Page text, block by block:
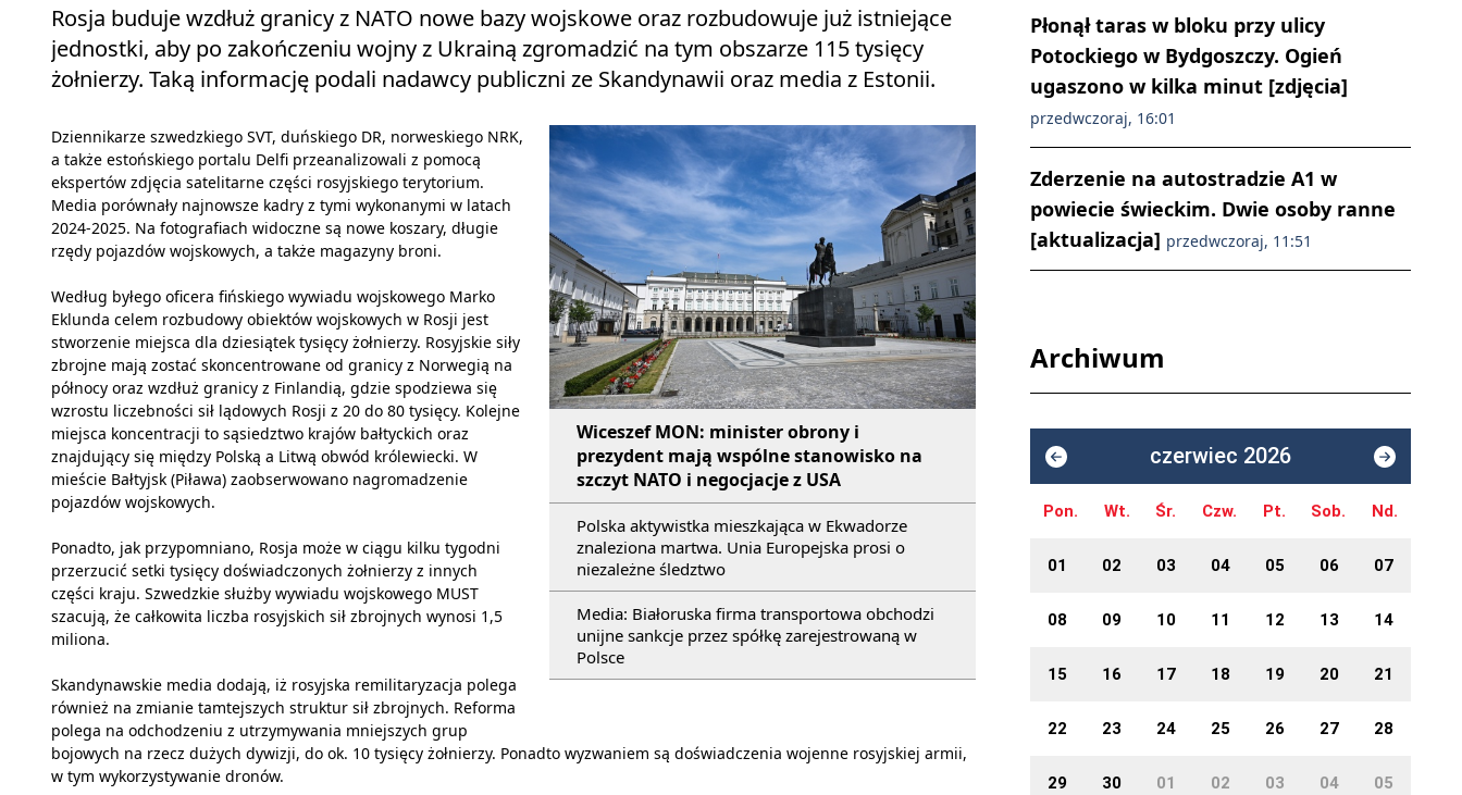
Rosja buduje wzdłuż granicy z NATO nowe bazy wojskowe oraz rozbudowuje już istniejące
jednostki, aby po zakończeniu wojny z Ukrainą zgromadzić na tym obszarze 115 tysięcy
żołnierzy. Taką informację podali nadawcy publiczni ze Skandynawii oraz media z Estonii.
Wiceszef MON: minister obrony i
prezydent mają wspólne stanowisko na
szczyt NATO i negocjacje z USA
Polska aktywistka mieszkająca w Ekwadorze
znaleziona martwa. Unia Europejska prosi o
niezależne śledztwo
Media: Białoruska firma transportowa obchodzi
unijne sankcje przez spółkę zarejestrowaną w
Polsce
Dziennikarze szwedzkiego SVT, duńskiego DR, norweskiego NRK,
a także estońskiego portalu Delfi przeanalizowali z pomocą
ekspertów zdjęcia satelitarne części rosyjskiego terytorium.
Media porównały najnowsze kadry z tymi wykonanymi w latach
2024-2025. Na fotografiach widoczne są nowe koszary, długie
rzędy pojazdów wojskowych, a także magazyny broni.
Według byłego oficera fińskiego wywiadu wojskowego Marko
Eklunda celem rozbudowy obiektów wojskowych w Rosji jest
stworzenie miejsca dla dziesiątek tysięcy żołnierzy. Rosyjskie siły
zbrojne mają zostać skoncentrowane od granicy z Norwegią na
północy oraz wzdłuż granicy z Finlandią, gdzie spodziewa się
wzrostu liczebności sił lądowych Rosji z 20 do 80 tysięcy. Kolejne
miejsca koncentracji to sąsiedztwo krajów bałtyckich oraz
znajdujący się między Polską a Litwą obwód królewiecki. W
mieście Bałtyjsk (Piława) zaobserwowano nagromadzenie
pojazdów wojskowych.
Ponadto, jak przypomniano, Rosja może w ciągu kilku tygodni
przerzucić setki tysięcy doświadczonych żołnierzy z innych
części kraju. Szwedzkie służby wywiadu wojskowego MUST
szacują, że całkowita liczba rosyjskich sił zbrojnych wynosi 1,5
miliona.
Skandynawskie media dodają, iż rosyjska remilitaryzacja polega
również na zmianie tamtejszych struktur sił zbrojnych. Reforma
polega na odchodzeniu z utrzymywania mniejszych grup
bojowych na rzecz dużych dywizji, do ok. 10 tysięcy żołnierzy. Ponadto wyzwaniem są doświadczenia wojenne rosyjskiej armii,
w tym wykorzystywanie dronów.
Płonął taras w bloku przy ulicy
Potockiego w Bydgoszczy. Ogień
ugaszono w kilka minut [zdjęcia]
przedwczoraj, 16:01
Zderzenie na autostradzie A1 w
powiecie świeckim. Dwie osoby ranne
[aktualizacja] przedwczoraj, 11:51
Archiwum
czerwiec 2026
Pon. Wt. Śr. Czw. Pt. Sob. Nd.
01 02 03 04 05 06 07
08 09 10 11 12 13 14
15 16 17 18 19 20 21
22 23 24 25 26 27 28
29 30 01 02 03 04 05